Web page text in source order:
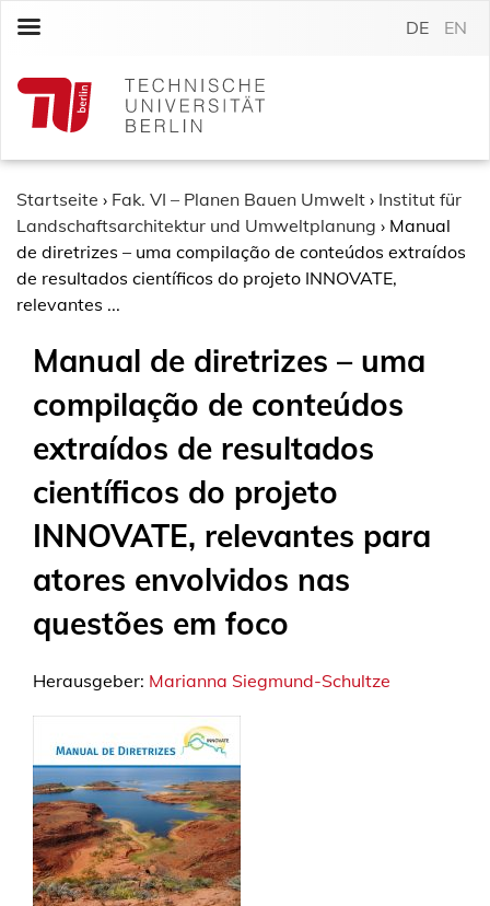
c
DE EN
Startseite › Fak. VI – Planen Bauen Umwelt › Institut für
Landschaftsarchitektur und Umweltplanung › Manual
de diretrizes – uma compilação de conteúdos extraídos
de resultados científicos do projeto INNOVATE,
relevantes ...
Manual de diretrizes – uma
compilação de conteúdos
extraídos de resultados
científicos do projeto
INNOVATE, relevantes para
atores envolvidos nas
questões em foco
Herausgeber: Marianna Siegmund-Schultze